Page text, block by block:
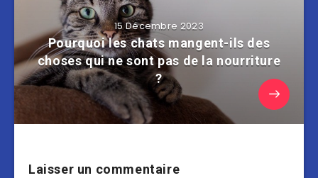
15 Décembre 2023
Pourquoi les chats mangent-ils des
choses qui ne sont pas de la nourriture
?
Laisser un commentaire